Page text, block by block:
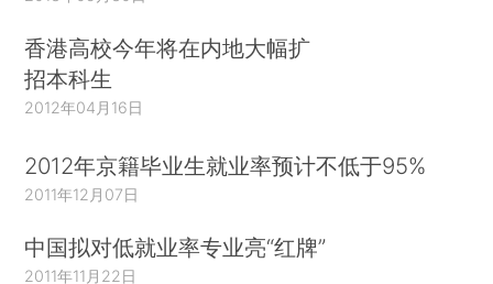
香港高校今年将在内地大幅扩
招本科生
2012年04月16日
2012年京籍毕业生就业率预计不低于95%
2011年12月07日
中国拟对低就业率专业亮“红牌”
2011年11月22日